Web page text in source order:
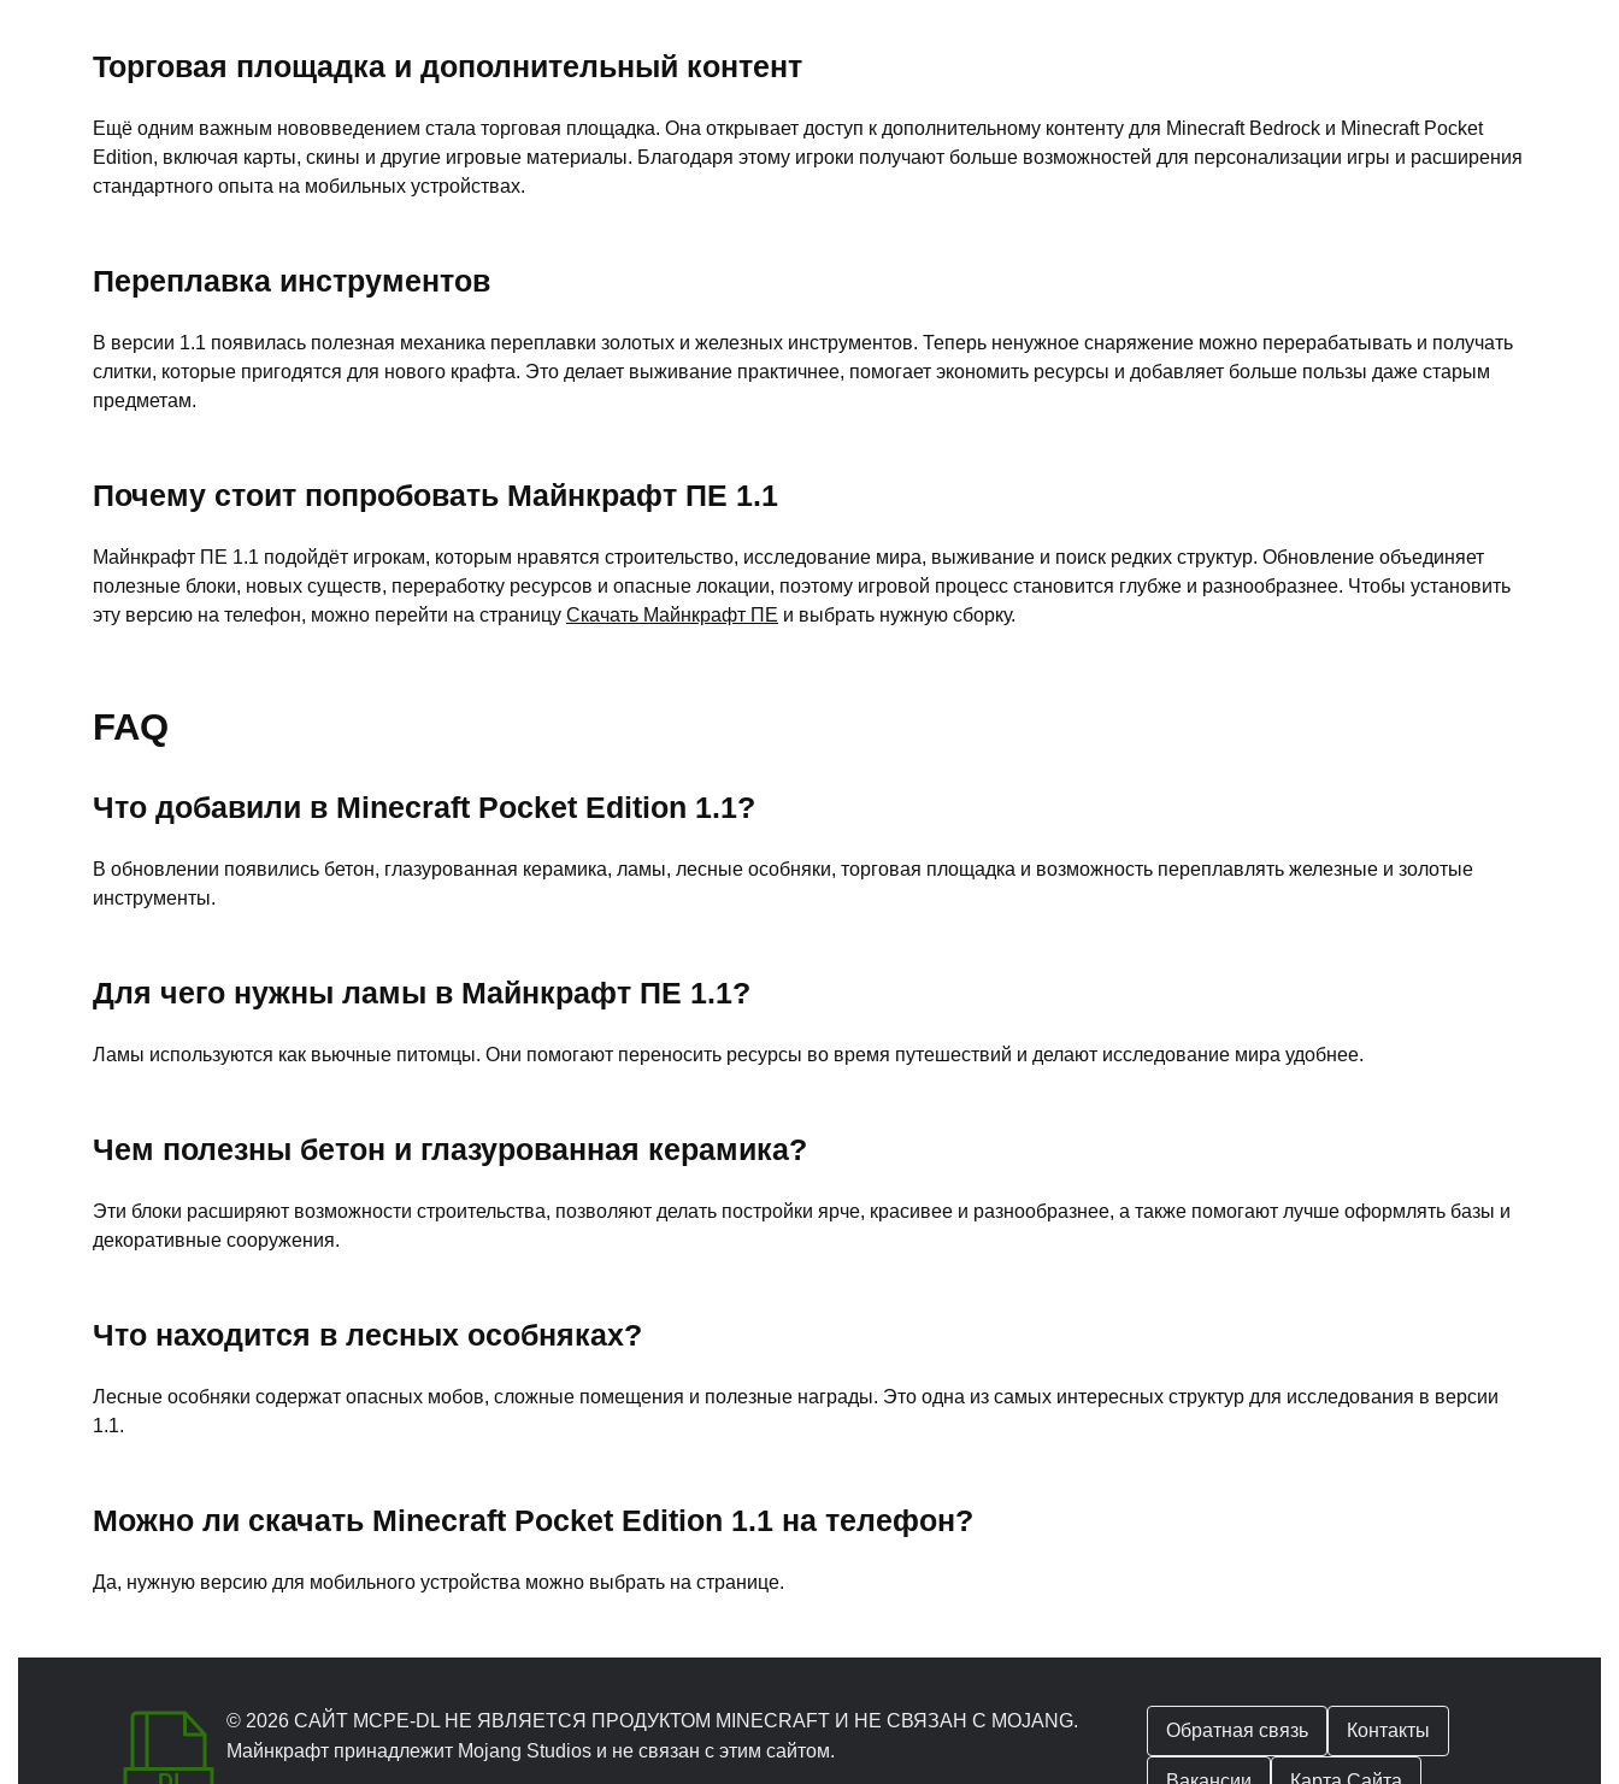
Торговая площадка и дополнительный контент
Ещё одним важным нововведением стала торговая площадка. Она открывает доступ к дополнительному контенту для Minecraft Bedrock и Minecraft Pocket
Edition, включая карты, скины и другие игровые материалы. Благодаря этому игроки получают больше возможностей для персонализации игры и расширения
стандартного опыта на мобильных устройствах.
Переплавка инструментов
В версии 1.1 появилась полезная механика переплавки золотых и железных инструментов. Теперь ненужное снаряжение можно перерабатывать и получать
слитки, которые пригодятся для нового крафта. Это делает выживание практичнее, помогает экономить ресурсы и добавляет больше пользы даже старым
предметам.
Почему стоит попробовать Майнкрафт ПЕ 1.1
Майнкрафт ПЕ 1.1 подойдёт игрокам, которым нравятся строительство, исследование мира, выживание и поиск редких структур. Обновление объединяет
полезные блоки, новых существ, переработку ресурсов и опасные локации, поэтому игровой процесс становится глубже и разнообразнее. Чтобы установить
эту версию на телефон, можно перейти на страницу Скачать Майнкрафт ПЕ и выбрать нужную сборку.
FAQ
Что добавили в Minecraft Pocket Edition 1.1?
В обновлении появились бетон, глазурованная керамика, ламы, лесные особняки, торговая площадка и возможность переплавлять железные и золотые
инструменты.
Для чего нужны ламы в Майнкрафт ПЕ 1.1?
Ламы используются как вьючные питомцы. Они помогают переносить ресурсы во время путешествий и делают исследование мира удобнее.
Чем полезны бетон и глазурованная керамика?
Эти блоки расширяют возможности строительства, позволяют делать постройки ярче, красивее и разнообразнее, а также помогают лучше оформлять базы и
декоративные сооружения.
Что находится в лесных особняках?
Лесные особняки содержат опасных мобов, сложные помещения и полезные награды. Это одна из самых интересных структур для исследования в версии
1.1.
Можно ли скачать Minecraft Pocket Edition 1.1 на телефон?
Да, нужную версию для мобильного устройства можно выбрать на странице.
© 2026 САЙТ MCPE-DL НЕ ЯВЛЯЕТСЯ ПРОДУКТОМ MINECRAFT И НЕ СВЯЗАН С MOJANG.
Майнкрафт принадлежит Mojang Studios и не связан с этим сайтом.
Обратная связь Контакты